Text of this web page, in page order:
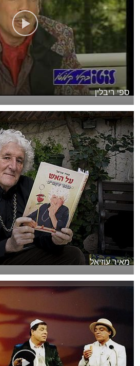
ספי ריבלין
מאיר עוזיאל